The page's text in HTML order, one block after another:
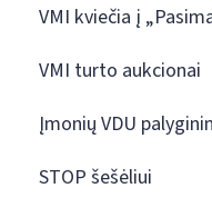
VMI kviečia į
VMI turto aukcionai
Įmonių VDU
STOP šešėliui